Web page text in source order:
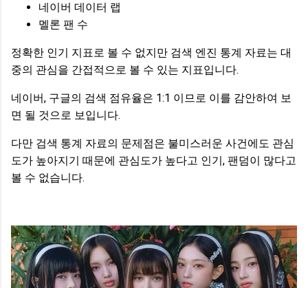
네이버 데이터 랩
멜론 팬 수
정확한 인기 지표로 볼 수 없지만 검색 엔진 통계 자료는 대
중의 관심을 간접적으로 볼 수 있는 지표입니다.
네이버, 구글의 검색 점유율은 1:1 이므로 이를 감안하여 보
면 될 것으로 보입니다.
다만 검색 통계 자료의 문제점은 불미스러운 사건에도 관심
도가 높아지기 때문에 관심도가 높다고 인기, 팬덤이 많다고
볼 수 없습니다.